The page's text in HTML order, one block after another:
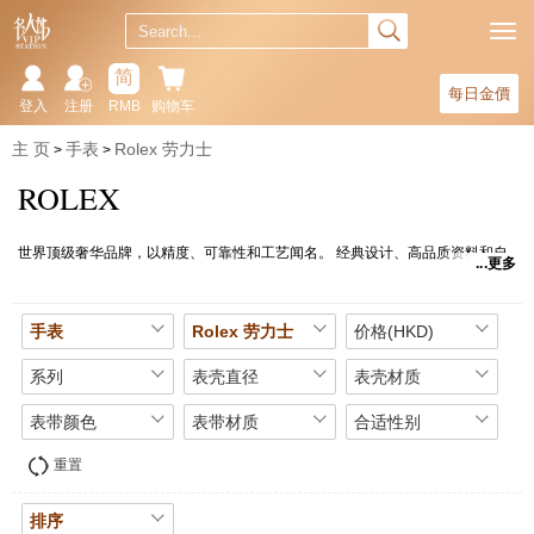
每日金價
购物车
简
RMB
注册
登入
主 页 手表 Rolex 劳力士
ROLEX
世界顶级奢华品牌，以精度、可靠性和工艺闻名。 经典设计、高品质资料和自
格。 劳力士手表是珍贵收藏品和时尚配饰，备受追捧。
更多
手表 Rolex 劳力士 价格(HKD)
系列 表壳直径 表壳材质
表带颜色 表带材质 合适性别
重置
排序